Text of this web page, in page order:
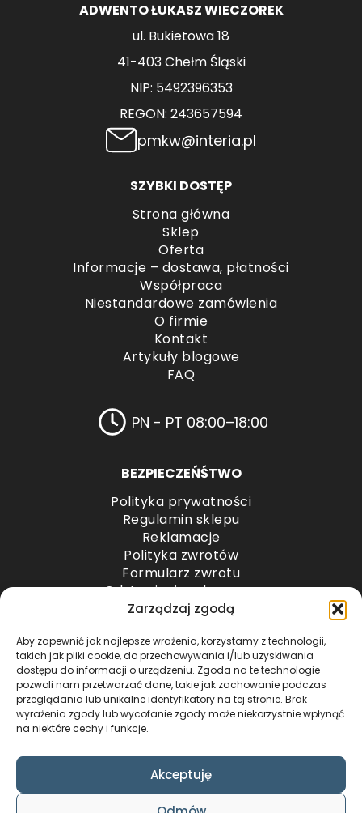
Zarządzaj zgodą
Aby zapewnić jak najlepsze wrażenia, korzystamy z technologii,
takich jak pliki cookie, do przechowywania i/lub uzyskiwania
dostępu do informacji o urządzeniu. Zgoda na te technologie
pozwoli nam przetwarzać dane, takie jak zachowanie podczas
przeglądania lub unikalne identyfikatory na tej stronie. Brak
wyrażenia zgody lub wycofanie zgody może niekorzystnie wpłynąć
na niektóre cechy i funkcje.
Akceptuję
ADWENTO ŁUKASZ WIECZOREK
ul. Bukietowa 18
41-403 Chełm Śląski
NIP: 5492396353
REGON: 243657594
pmkw@interia.pl
SZYBKI DOSTĘP
Strona główna
Sklep
Oferta
Informacje – dostawa, płatności
Współpraca
Niestandardowe zamówienia
O firmie
Kontakt
Artykuły blogowe
FAQ
PN - PT 08:00–18:00
BEZPIECZEŃŚTWO
Polityka prywatności
Regulamin sklepu
Reklamacje
Polityka zwrotów
Formularz zwrotu
Odstąpienie od umowy
Odstąpienie od umowy – przesyłki paletowe
METODY PŁATNOŚCI
COPYRIGHT © 2024 by ADWENTO ŁUKASZ